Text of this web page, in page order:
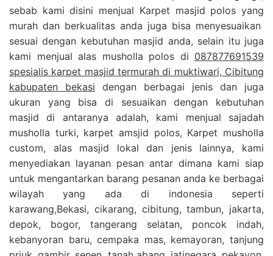
sebab kami disini menjual Karpet masjid polos yang
murah dan berkualitas anda juga bisa menyesuaikan
sesuai dengan kebutuhan masjid anda, selain itu juga
kami menjual alas musholla polos di 087877691539
spesialis karpet masjid termurah di muktiwari, Cibitung
kabupaten bekasi dengan berbagai jenis dan juga
ukuran yang bisa di sesuaikan dengan kebutuhan
masjid di antaranya adalah, kami menjual sajadah
musholla turki, karpet amsjid polos, Karpet musholla
custom, alas masjid lokal dan jenis lainnya, kami
menyediakan layanan pesan antar dimana kami siap
untuk mengantarkan barang pesanan anda ke berbagai
wilayah yang ada di indonesia seperti
karawang,Bekasi, cikarang, cibitung, tambun, jakarta,
depok, bogor, tangerang selatan, poncok indah,
kebanyoran baru, cempaka mas, kemayoran, tanjung